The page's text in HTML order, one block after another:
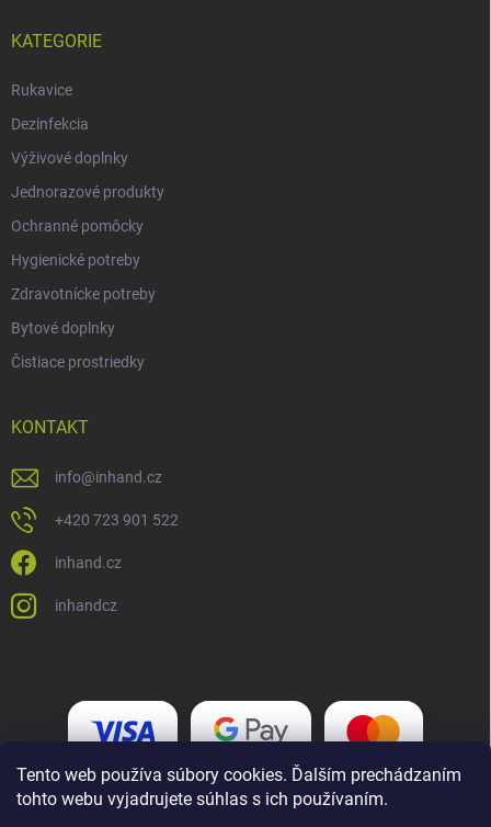
Tento web používa súbory cookies. Ďalším prechádzaním
tohto webu vyjadrujete súhlas s ich používaním.
KATEGORIE
Rukavice
Dezinfekcia
Výživové doplnky
Jednorazové produkty
Ochranné pomôcky
Hygienické potreby
Zdravotnícke potreby
Bytové doplnky
Čistiace prostriedky
KONTAKT
info@inhand.cz
+420 723 901 522
inhand.cz
inhandcz